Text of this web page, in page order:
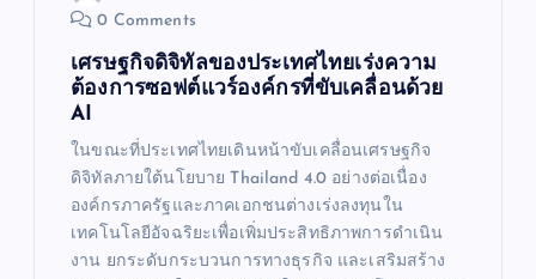
0 Comments
เศรษฐกิจดิจิทัลของประเทศไทยเร่งความ
ต้องการซอฟต์แวร์องค์กรที่ขับเคลื่อนด้วย
AI
ในขณะที่ประเทศไทยเดินหน้าขับเคลื่อนเศรษฐกิจ
ดิจิทัลภายใต้นโยบาย Thailand 4.0 อย่างต่อเนื่อง
องค์กรภาครัฐและภาคเอกชนต่างเร่งลงทุนใน
เทคโนโลยีอัจฉริยะเพื่อเพิ่มประสิทธิภาพการดำเนิน
งาน ยกระดับกระบวนการทางธุรกิจ และเสริมสร้าง